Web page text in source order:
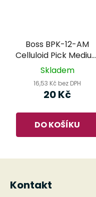
Boss BPK-12-AM
Celluloid Pick Medium
Abalone - trsátko
Skladem
16,53 Kč bez DPH
20 Kč
DO KOŠÍKU
Z
Kontakt